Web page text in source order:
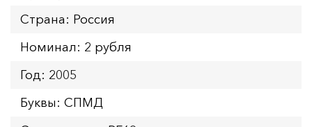
Страна: Россия
Номинал: 2 рубля
Год: 2005
Буквы: СПМД